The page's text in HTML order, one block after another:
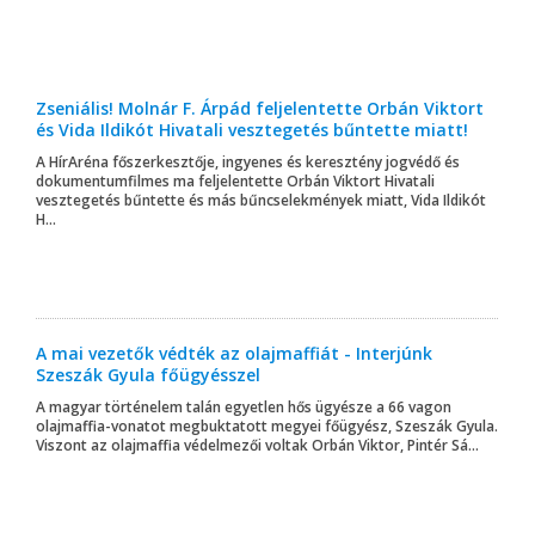
Zseniális! Molnár F. Árpád feljelentette Orbán Viktort
és Vida Ildikót Hivatali vesztegetés bűntette miatt!
A HírAréna főszerkesztője, ingyenes és keresztény jogvédő és
dokumentumfilmes ma feljelentette Orbán Viktort Hivatali
vesztegetés bűntette és más bűncselekmények miatt, Vida Ildikót
H...
A mai vezetők védték az olajmaffiát - Interjúnk
Szeszák Gyula főügyésszel
A magyar történelem talán egyetlen hős ügyésze a 66 vagon
olajmaffia-vonatot megbuktatott megyei főügyész, Szeszák Gyula.
Viszont az olajmaffia védelmezői voltak Orbán Viktor, Pintér Sá...